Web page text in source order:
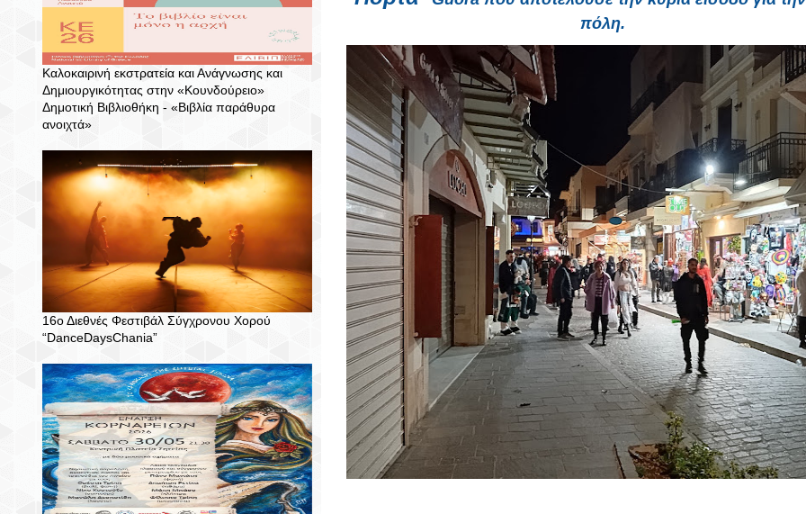
Καλοκαιρινή εκστρατεία και Ανάγνωσης και
Δημιουργικότητας στην «Κουνδούρειο»
Δημοτική Βιβλιοθήκη - «Βιβλία παράθυρα
ανοιχτά»
16ο Διεθνές Φεστιβάλ Σύγχρονου Χορού
“DanceDaysChania”
πόλη.